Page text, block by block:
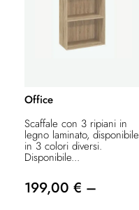
Office
Scaffale con 3 ripiani in
legno laminato, disponibile
in 3 colori diversi.
Disponibile...
199,00 € –